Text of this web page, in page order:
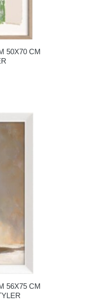
50X70 CM
56X75 CM